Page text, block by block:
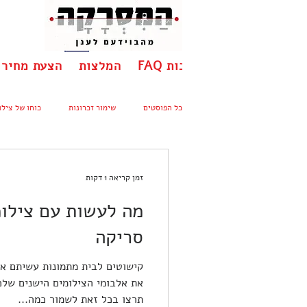
שאלות ותשובות FAQ המלצות הצעת מחיר
כל הפוסטים שימור זכרונות כוחו של
מה לעשות עם
סריקה
קישוטים
את אלבומי הצילומים הישנים
תרצו בכל זאת לשמור כמה...
זמן קריאה 1 דקות